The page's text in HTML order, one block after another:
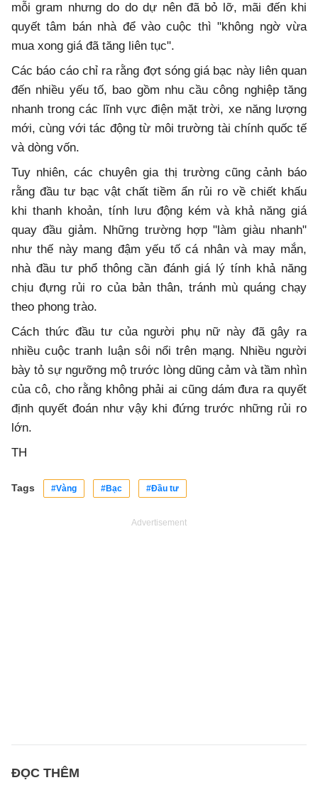
mỗi gram nhưng do do dự nên đã bỏ lỡ, mãi đến khi
quyết tâm bán nhà để vào cuộc thì "không ngờ vừa
mua xong giá đã tăng liên tục".
Các báo cáo chỉ ra rằng đợt sóng giá bạc này liên quan
đến nhiều yếu tố, bao gồm nhu cầu công nghiệp tăng
nhanh trong các lĩnh vực điện mặt trời, xe năng lượng
mới, cùng với tác động từ môi trường tài chính quốc tế
và dòng vốn.
Tuy nhiên, các chuyên gia thị trường cũng cảnh báo
rằng đầu tư bạc vật chất tiềm ẩn rủi ro về chiết khấu
khi thanh khoản, tính lưu động kém và khả năng giá
quay đầu giảm. Những trường hợp "làm giàu nhanh"
như thế này mang đậm yếu tố cá nhân và may mắn,
nhà đầu tư phổ thông cần đánh giá lý tính khả năng
chịu đựng rủi ro của bản thân, tránh mù quáng chạy
theo phong trào.
Cách thức đầu tư của người phụ nữ này đã gây ra
nhiều cuộc tranh luận sôi nổi trên mạng. Nhiều người
bày tỏ sự ngưỡng mộ trước lòng dũng cảm và tầm nhìn
của cô, cho rằng không phải ai cũng dám đưa ra quyết
định quyết đoán như vậy khi đứng trước những rủi ro
lớn.
TH
Tags #Vàng #Bạc #Đầu tư
Advertisement
ĐỌC THÊM